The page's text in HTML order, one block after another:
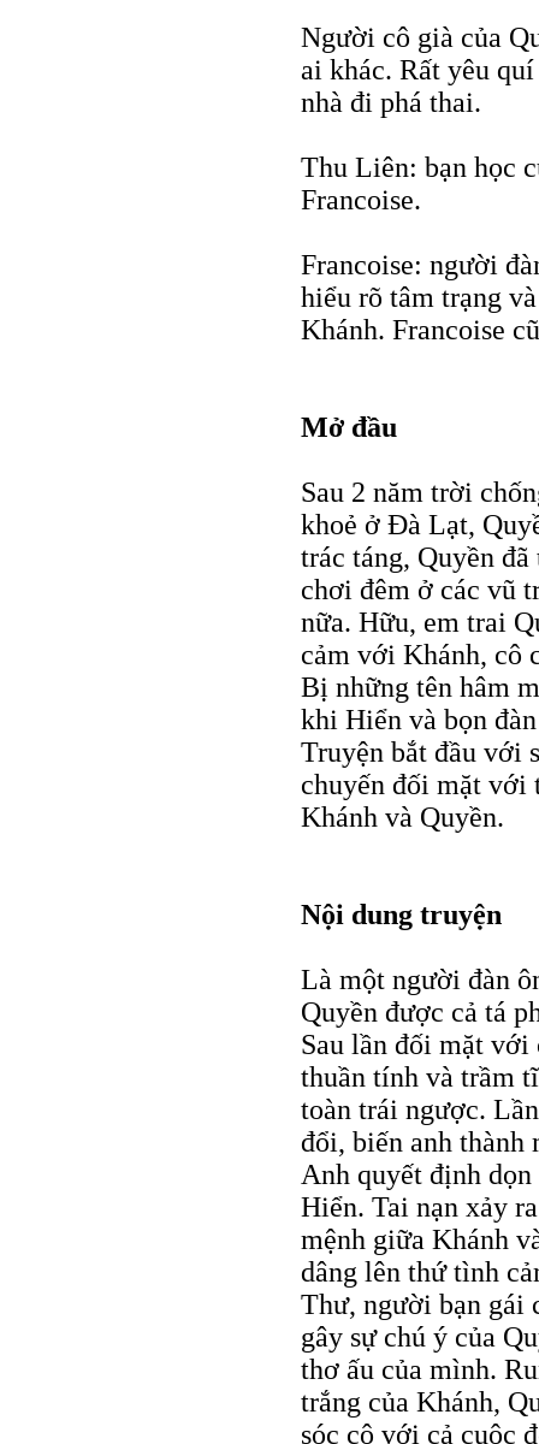
Người cô già của
ai khác. Rất yêu
nhà đi phá thai.
Thu Liên: bạn học
Francoise.
Francoise: người
hiểu rõ tâm trạng
Khánh. Francoise
Mở đầu
Sau 2 năm trời
khoẻ ở Đà Lạt,
trác táng, Quyền
chơi đêm ở các vũ
nữa. Hữu, em trai
cảm với Khánh, cô
Bị những tên hâm
khi Hiển và bọn
Truyện bắt đầu với
chuyến đối mặt với
Khánh và Quyền.
Nội dung truyện
Là một người đàn
Quyền được cả tá
Sau lần đối mặt với
thuần tính và trầm
toàn trái ngược.
đổi, biến anh thành
Anh quyết định
Hiển. Tai nạn xảy
mệnh giữa Khánh
dâng lên thứ tình
Thư, người bạn gái
gây sự chú ý của
thơ ấu của mình.
trắng của Khánh,
sóc cô với cả cuộc